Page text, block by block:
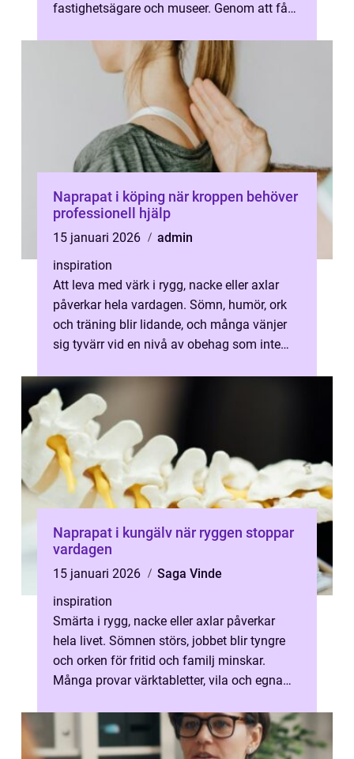
fastighetsägare och museer. Genom att få
Naprapat i köping när kroppen behöver
professionell hjälp
15 januari 2026
admin
inspiration
Att leva med värk i rygg, nacke eller axlar
påverkar hela vardagen. Sömn, humör, ork
och träning blir lidande, och många vänjer
sig tyvärr vid en nivå av obehag som inte
Naprapat i kungälv när ryggen stoppar
vardagen
15 januari 2026
Saga Vinde
inspiration
Smärta i rygg, nacke eller axlar påverkar
hela livet. Sömnen störs, jobbet blir tyngre
och orken för fritid och familj minskar.
Många provar värktabletter, vila och egna